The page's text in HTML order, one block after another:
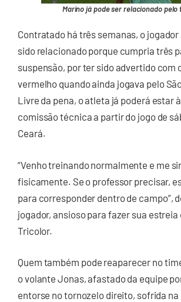
Marino já pode ser relacionado
Contratado há três semanas, o
sido relacionado porque cumpria três
suspensão, por ter sido advertido com
vermelho quando ainda jogava pelo
Livre da pena, o atleta já poderá estar
comissão técnica a partir do jogo de
Ceará.
“Venho treinando normalmente e me
fisicamente. Se o professor precisar,
para corresponder dentro de campo”,
jogador, ansioso para fazer sua
Tricolor.
Quem também pode reaparecer no
o volante Jonas, afastado da equipe
entorse no tornozelo direito, sofrida